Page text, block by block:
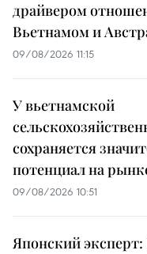
драйвером
Вьетнамом и
09/08/2026 11:15
У вьетнамской
сохраняется
потенциал на
09/08/2026 10:51
Японский